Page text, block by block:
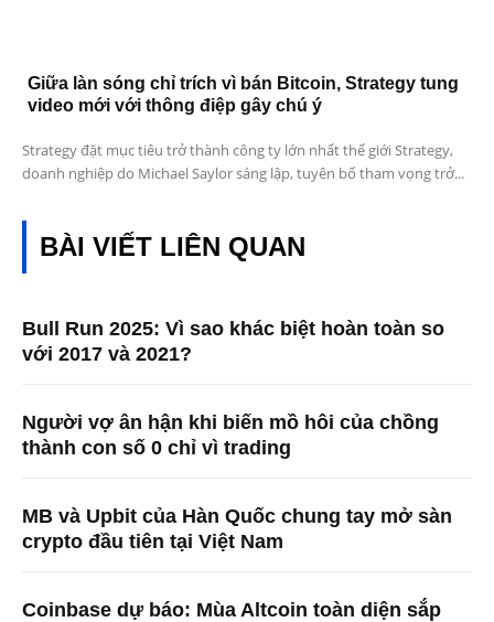
Giữa làn sóng chỉ trích vì bán Bitcoin, Strategy tung
video mới với thông điệp gây chú ý
Strategy đặt mục tiêu trở thành công ty lớn nhất thế giới Strategy,
doanh nghiệp do Michael Saylor sáng lập, tuyên bố tham vọng trở...
BÀI VIẾT LIÊN QUAN
Bull Run 2025: Vì sao khác biệt hoàn toàn so
với 2017 và 2021?
Người vợ ân hận khi biến mồ hôi của chồng
thành con số 0 chỉ vì trading
MB và Upbit của Hàn Quốc chung tay mở sàn
crypto đầu tiên tại Việt Nam
Coinbase dự báo: Mùa Altcoin toàn diện sắp